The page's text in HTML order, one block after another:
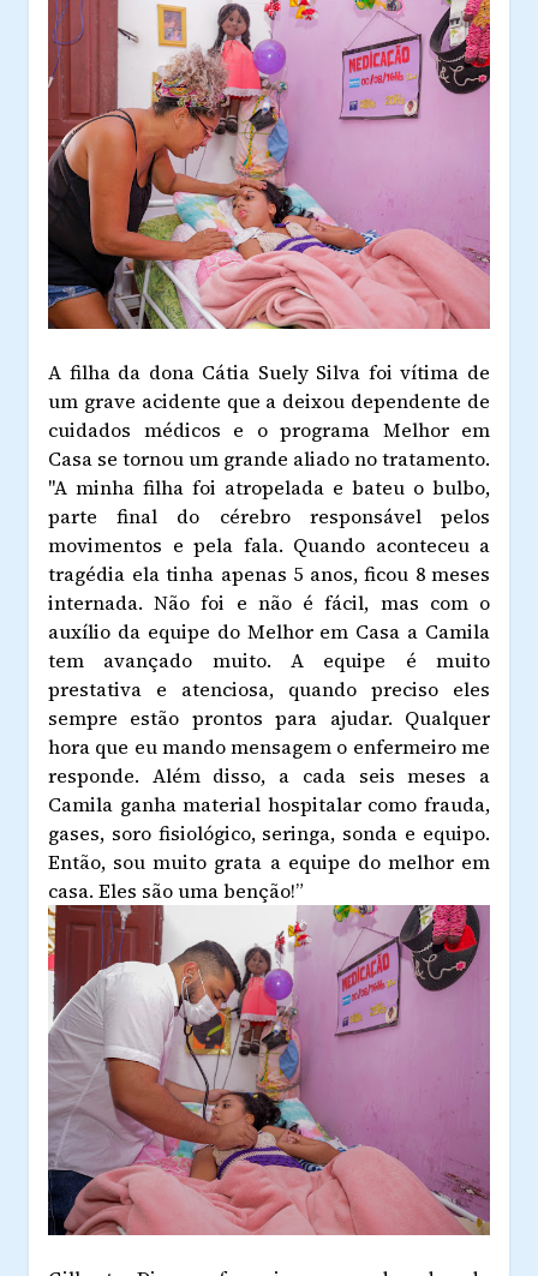
A filha da dona Cátia Suely Silva foi vítima de
um grave acidente que a deixou dependente de
cuidados médicos e o programa Melhor em
Casa se tornou um grande aliado no tratamento.
"A minha filha foi atropelada e bateu o bulbo,
parte final do cérebro responsável pelos
movimentos e pela fala. Quando aconteceu a
tragédia ela tinha apenas 5 anos, ficou 8 meses
internada. Não foi e não é fácil, mas com o
auxílio da equipe do Melhor em Casa a Camila
tem avançado muito. A equipe é muito
prestativa e atenciosa, quando preciso eles
sempre estão prontos para ajudar. Qualquer
hora que eu mando mensagem o enfermeiro me
responde. Além disso, a cada seis meses a
Camila ganha material hospitalar como frauda,
gases, soro fisiológico, seringa, sonda e equipo.
Então, sou muito grata a equipe do melhor em
casa. Eles são uma benção!”